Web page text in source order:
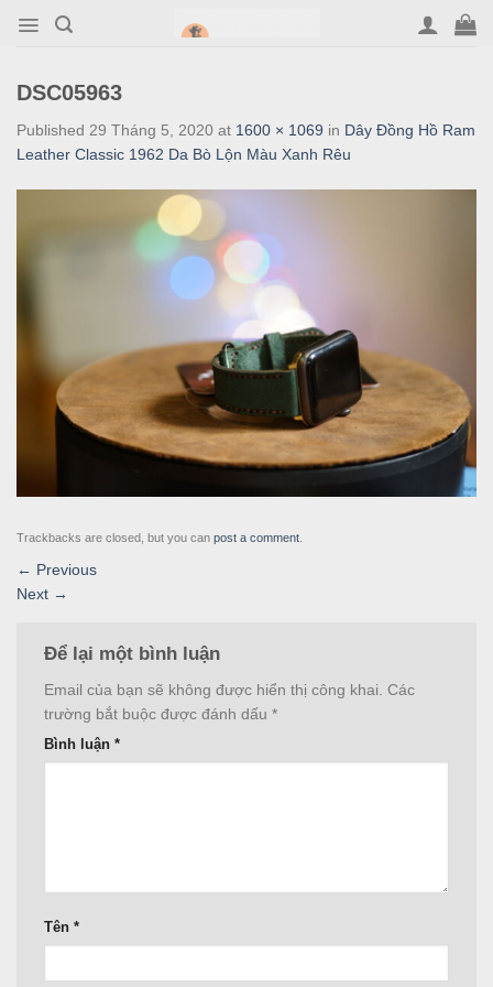
DSC05963
Published 29 Tháng 5, 2020 at 1600 × 1069 in Dây Đồng Hồ Ram
Leather Classic 1962 Da Bò Lộn Màu Xanh Rêu
Trackbacks are closed, but you can post a comment
← Previous
Next →
Để lại một bình luận
Email của bạn sẽ không được hiển thị công khai. Các
trường bắt buộc được đánh dấu *
Bình luận *
Tên *